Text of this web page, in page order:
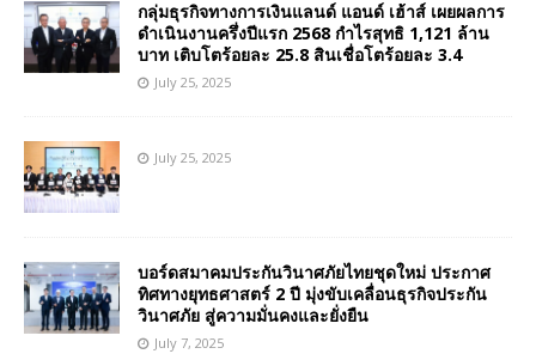
กลุ่มธุรกิจทางการเงินแลนด์ แอนด์ เฮ้าส์ เผยผลการ
ดำเนินงานครึ่งปีแรก 2568 กำไรสุทธิ 1,121 ล้าน
บาท เติบโตร้อยละ 25.8 สินเชื่อโตร้อยละ 3.4
July 25, 2025
July 25, 2025
บอร์ดสมาคมประกันวินาศภัยไทยชุดใหม่ ประกาศ
ทิศทางยุทธศาสตร์ 2 ปี มุ่งขับเคลื่อนธุรกิจประกัน
วินาศภัย สู่ความมั่นคงและยั่งยืน
July 7, 2025